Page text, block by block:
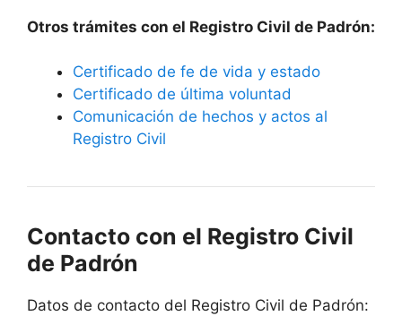
Otros trámites con el Registro Civil de Padrón:
Certificado de fe de vida y estado
Certificado de última voluntad
Comunicación de hechos y actos al
Registro Civil
Contacto con el Registro Civil
de Padrón
Datos de contacto del Registro Civil de Padrón: